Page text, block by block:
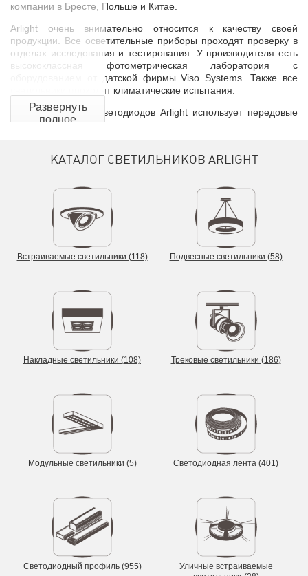
Развернуть
полное
компании в Бресте, Польше и Китае.
Arlight очень внимательно относится к качеству своей
продукции. Все осветительные приборы проходят проверку в
отделах исследования и тестирования. У производителя есть
высококлассная фотометрическая лаборатория с
оборудованием от датской фирмы Viso Systems. Также все
светильники проходят климатические испытания.
Для производства светодиодов Arlight использует передовые
технологии и лучшие материалы. Так, например, разварку
получаются надёжными и выскоэффективными. Кроме того, у
компонентов люминофора.
Своей миссией Arlight считает «Принести идеальный свет в
жизнь каждого человека». Компания активно организует
учебные программы, курсы и вебинары, участвует в выставках
и публикует статьи.
КАТАЛОГ СВЕТИЛЬНИКОВ ARLIGHT
Встраиваемые светильники (118) Подвесные светильники (58)
Накладные светильники (108) Трековые светильники (186)
Модульные светильники (5) Светодиодная лента (401)
Светодиодный профиль (955)
Уличные встраиваемые